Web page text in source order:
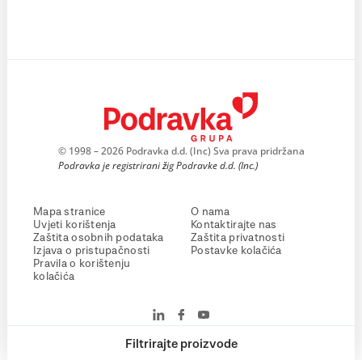
Filtrirajte proizvode
© 1998 – 2026 Podravka d.d. (Inc) Sva prava pridržana
Podravka je registrirani žig Podravke d.d. (Inc.)
Mapa stranice
Uvjeti korištenja
Zaštita osobnih podataka
Izjava o pristupačnosti
Pravila o korištenju
kolačića
O nama
Kontaktirajte nas
Zaštita privatnosti
Postavke kolačića